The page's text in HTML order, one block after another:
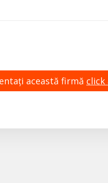
această firmă click